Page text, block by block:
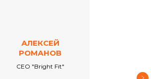
АЛЕКСЕЙ
РОМАНОВ
CEO "Bright Fit"